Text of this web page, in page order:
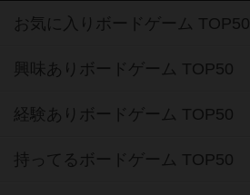
お気に入りボードゲーム TOP50
興味ありボードゲーム TOP50
経験ありボードゲーム TOP50
持ってるボードゲーム TOP50